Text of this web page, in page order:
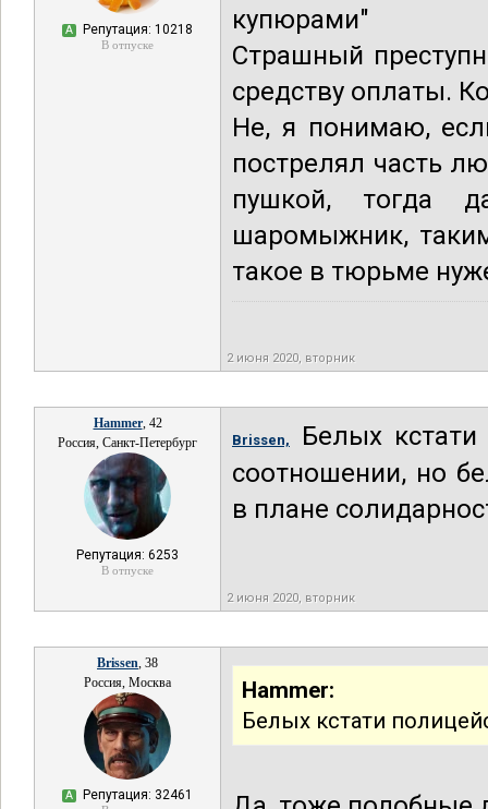
А Репутация: 10218
В отпуске
купюрами"
Страшный
средству оплаты.
Не, я понимаю,
пострелял часть
пушкой, тогда
шаромыжник,
такое в тюрьме
2 июня 2020, вторник
Hammer, 42
Россия, Санкт-Петербург
Репутация: 6253
В отпуске
Brissen,
Белых
соотношении, но
в плане
2 июня 2020, вторник
Brissen, 38
Россия, Москва
А Репутация: 32461
Hammer:
Белых кстати